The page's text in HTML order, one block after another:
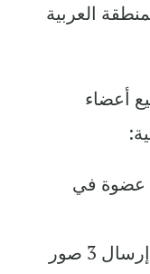
العربية
أعضاء
في
يمكن لكل مؤسسة إرسال 3 صور